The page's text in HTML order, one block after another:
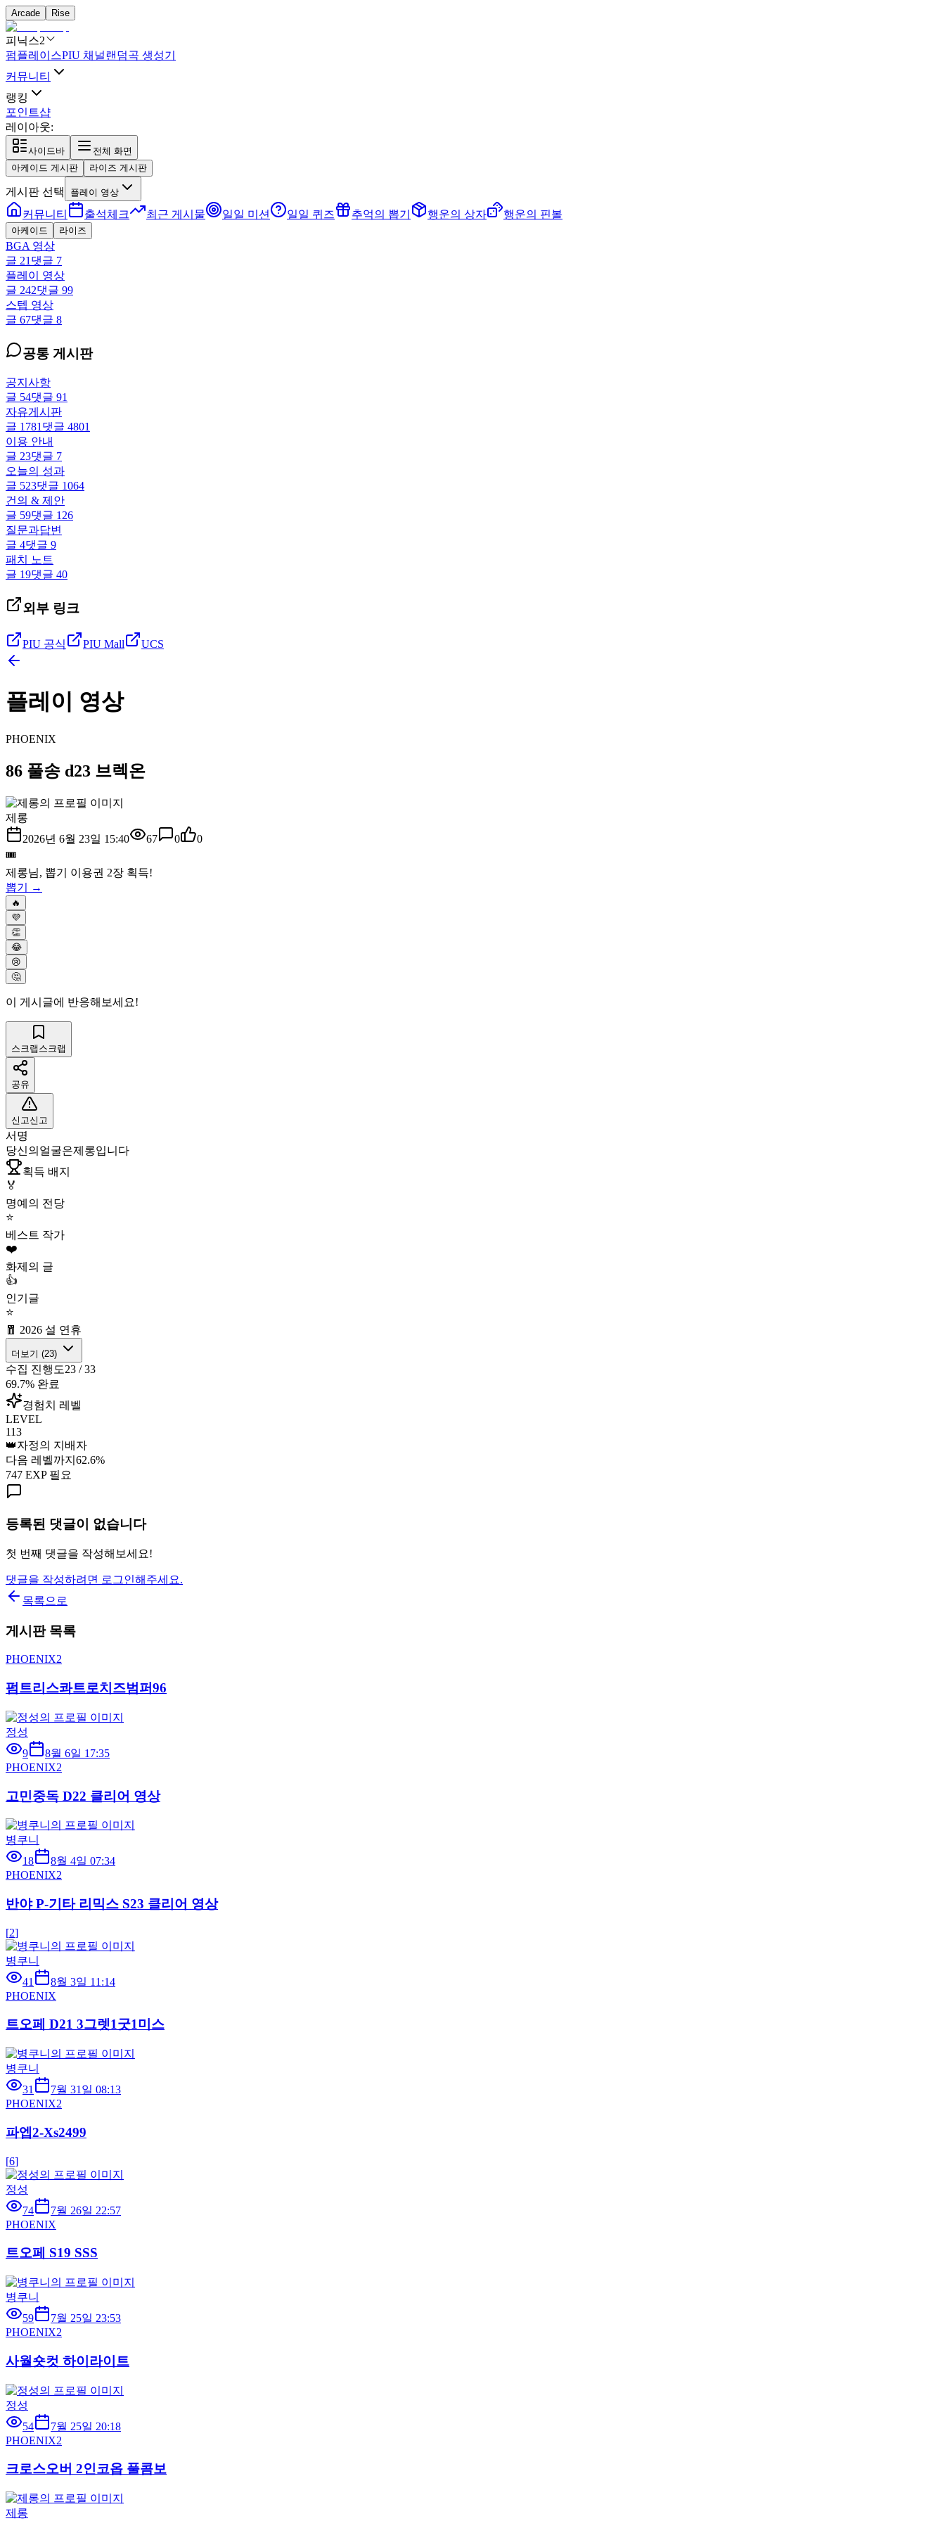
Arcade Rise
피닉스2
펌플레이스PIU 채널랜덤곡 생성기
커뮤니티
랭킹
포인트샵
레이아웃:
사이드바
전체 화면
아케이드 게시판
라이즈 게시판
게시판 선택 플레이 영상
커뮤니티 출석체크 최근 게시물 일일 미션 일일 퀴즈 추억의 뽑기 행운의 상자 행운의 핀볼
아케이드 라이즈
BGA 영상
글 21 댓글 7
플레이 영상
글 242댓글 99
스텝 영상
글 67댓글 8
공통 게시판
공지사항
글 54댓글 91
자유게시판
글 1781댓글 4801
이용 안내
글 23댓글 7
오늘의 성과
글 523댓글 1064
건의 & 제안
글 59댓글 126
질문과답변
글 4댓글 9
패치 노트
글 19댓글 40
외부 링크
PIU 공식 PIU Mall UCS
플레이 영상
PHOENIX
86 풀송 d23 브렉온
제롱
2026년 6월 23일 15:40
67 0
0
🎟️
제롱님, 뽑기 이용권 2장 획득!
뽑기 →
🔥
💜
👏
😂
😢
🤔
이 게시글에 반응해보세요!
스크랩 스크랩
공유
신고신고
서명
당신의얼굴은제롱입니다
획득 배지
🏅
명예의 전당
⭐
베스트 작가
❤️
화제의 글
👍
인기글
⭐
🧧 2026 설 연휴
더보기 (23)
수집 진행도23 /33
69.7% 완료
경험치 레벨
LEVEL
113
👑자정의 지배자
다음 레벨까지 62.6%
747 EXP 필요
등록된 댓글이 없습니다
첫 번째 댓글을 작성해보세요!
댓글을 작성하려면 로그인해주세요.
목록으로
게시판 목록
PHOENIX2
펌트리스콰트로치즈범퍼96
정성
9
8월 6일 17:35
PHOENIX2
고민중독 D22 클리어 영상
병쿠니
18
8월 4일 07:34
PHOENIX2
반야 P-기타 리믹스 S23 클리어 영상
[2]
병쿠니
41
8월 3일 11:14
PHOENIX
트오페 D21 3그렛1굿1미스
병쿠니
31
7월 31일 08:13
PHOENIX2
파엡2-Xs2499
[6]
정성
74
7월 26일 22:57
PHOENIX
트오페 S19 SSS
병쿠니
59
7월 25일 23:53
PHOENIX2
사월숏컷 하이라이트
정성
54
7월 25일 20:18
PHOENIX2
크로스오버 2인코옵 풀콤보
제롱